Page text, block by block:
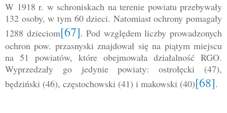
W 1918 r. w schroniskach na terenie powiatu przebywały
132 osoby, w tym 60 dzieci. Natomiast ochrony pomagały
1288 dzieciom[67]. Pod względem liczby prowadzonych
ochron pow. przasnyski znajdował się na piątym miejscu
na 51 powiatów, które obejmowała działalność RGO.
Wyprzedzały go jedynie powiaty: ostrołęcki (47),
będziński (46), częstochowski (41) i makowski (40)[68].